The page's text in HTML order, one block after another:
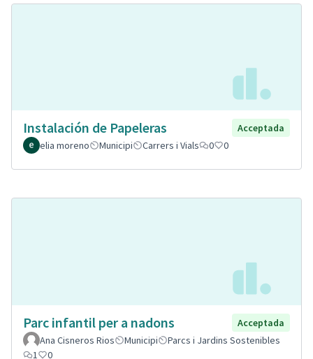
Instalación de Papeleras
Acceptada
elia moreno
Municipi Carrers i Vials 0 0
Parc infantil per a nadons
Acceptada
Ana Cisneros Rios
Municipi
Parcs i Jardins Sostenibles
1
0